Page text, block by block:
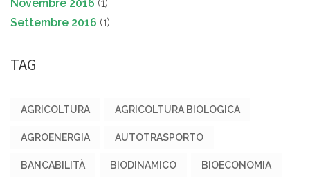
Novembre 2016 (1)
Settembre 2016 (1)
TAG
AGRICOLTURA AGRICOLTURA BIOLOGICA
AGROENERGIA AUTOTRASPORTO
BANCABILITÀ BIODINAMICO BIOECONOMIA